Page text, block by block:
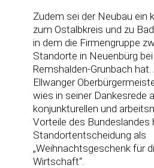
Zudem sei der Neubau ein
zum Ostalbkreis und zu
in dem die Firmengruppe
Standorte in Neuenbürg
Remshalden-Grunbach
Ellwanger
wies in seiner Dankesrede
konjunkturellen und
Vorteile des Bundeslandes
Standortentscheidung als
„Weihnachtsgeschenk für
Wirtschaft“.